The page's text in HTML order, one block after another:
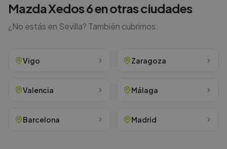
MazdaXedos 6en otras ciudades
¿No estás en Sevilla? También cubrimos:
Vigo Zaragoza
Valencia Málaga
Barcelona Madrid